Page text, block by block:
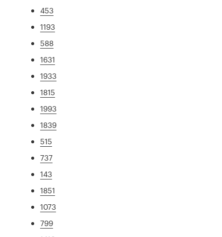
453
1193
588
1631
1933
1815
1993
1839
515
737
143
1851
1073
799